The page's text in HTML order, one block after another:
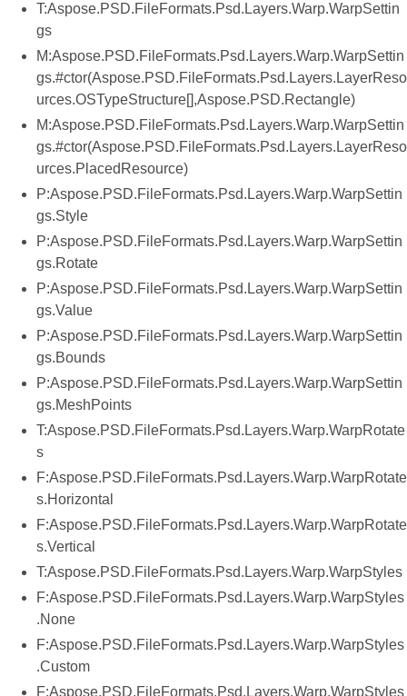
T:Aspose.PSD.FileFormats.Psd.Layers.Warp.WarpSettin
gs
M:Aspose.PSD.FileFormats.Psd.Layers.Warp.WarpSettin
gs.#ctor(Aspose.PSD.FileFormats.Psd.Layers.LayerReso
urces.OSTypeStructure[],Aspose.PSD.Rectangle)
M:Aspose.PSD.FileFormats.Psd.Layers.Warp.WarpSettin
gs.#ctor(Aspose.PSD.FileFormats.Psd.Layers.LayerReso
urces.PlacedResource)
P:Aspose.PSD.FileFormats.Psd.Layers.Warp.WarpSettin
gs.Style
P:Aspose.PSD.FileFormats.Psd.Layers.Warp.WarpSettin
gs.Rotate
P:Aspose.PSD.FileFormats.Psd.Layers.Warp.WarpSettin
gs.Value
P:Aspose.PSD.FileFormats.Psd.Layers.Warp.WarpSettin
gs.Bounds
P:Aspose.PSD.FileFormats.Psd.Layers.Warp.WarpSettin
gs.MeshPoints
T:Aspose.PSD.FileFormats.Psd.Layers.Warp.WarpRotate
s
F:Aspose.PSD.FileFormats.Psd.Layers.Warp.WarpRotate
s.Horizontal
F:Aspose.PSD.FileFormats.Psd.Layers.Warp.WarpRotate
s.Vertical
T:Aspose.PSD.FileFormats.Psd.Layers.Warp.WarpStyles
F:Aspose.PSD.FileFormats.Psd.Layers.Warp.WarpStyles
.None
F:Aspose.PSD.FileFormats.Psd.Layers.Warp.WarpStyles
.Custom
F:Aspose.PSD.FileFormats.Psd.Layers.Warp.WarpStyles